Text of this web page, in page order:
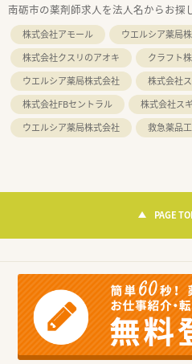
南砺市の薬剤師求人を法人名からお探
株式会社アモール
ウエルシア薬局
株式会社クスリのアオキ
クラフト
ウエルシア薬局株式会社
株式会社
株式会社FBセントラル
株式会社ス
ウエルシア薬局株式会社
救急薬品
PAGE